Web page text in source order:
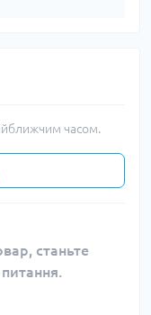
часом.
станьте